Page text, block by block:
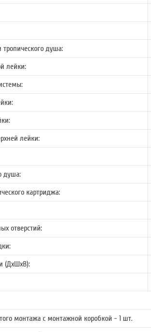
душа:
лейки:
лейки:
душа:
картриджа:
отверстий:
(ДхШхВ):
монтажа с монтажной коробкой - 1 шт.